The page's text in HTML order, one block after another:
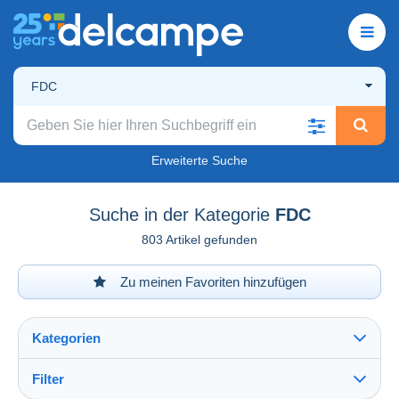
FDC
Erweiterte Suche
Suche in der Kategorie FDC
803 Artikel gefunden
Zu meinen Favoriten hinzufügen
Kategorien
Filter